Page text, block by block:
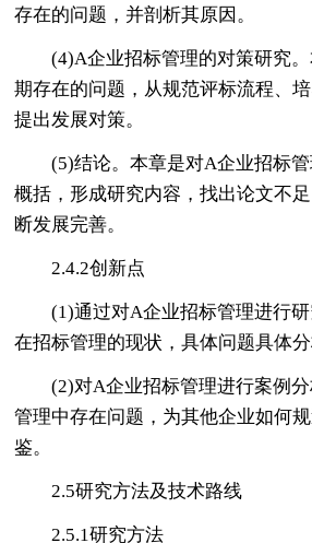
存在的问题，并剖析其原因。
(4)A企业招标管理的对策研究
期存在的问题，从规范评标流程、
提出发展对策。
(5)结论。本章是对A企业招标
概括，形成研究内容，找出论文不
断发展完善。
2.4.2创新点
(1)通过对A企业招标管理进行
在招标管理的现状，具体问题具体分
(2)对A企业招标管理进行案例
管理中存在问题，为其他企业如何
鉴。
2.5研究方法及技术路线
2.5.1研究方法